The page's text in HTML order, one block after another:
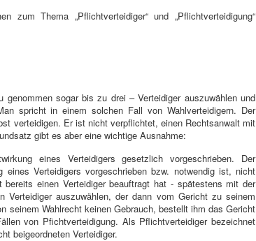
zum Thema „Pflichtverteidiger“ und „Pflichtverteidigung“
sogar bis zu drei – Verteidiger auszuwählen und
spricht in einem solchen Fall von Wahlverteidigern. Der
verteidigen. Er ist nicht verpflichtet, einen Rechtsanwalt mit
gibt es aber eine wichtige Ausnahme:
eines Verteidigers gesetzlich vorgeschrieben. Der
Verteidigers vorgeschrieben bzw. notwendig ist, nicht
einen Verteidiger beauftragt hat - spätestens mit der
Verteidiger auszuwählen, der dann vom Gericht zu seinem
seinem Wahlrecht keinen Gebrauch, bestellt ihm das Gericht
von Pfichtverteidigung. Als Pflichtverteidiger bezeichnet
beigeordneten Verteidiger.